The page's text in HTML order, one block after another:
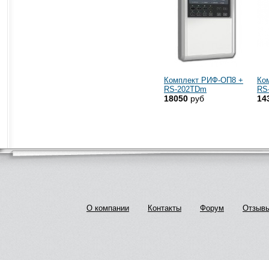
Комплект РИФ-ОП8 +
RS-202TDm
18050 руб
О компании Контакты Форум